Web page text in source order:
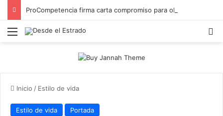
Menú
Inicio / Estilo de vida
Estilo de vida Portada